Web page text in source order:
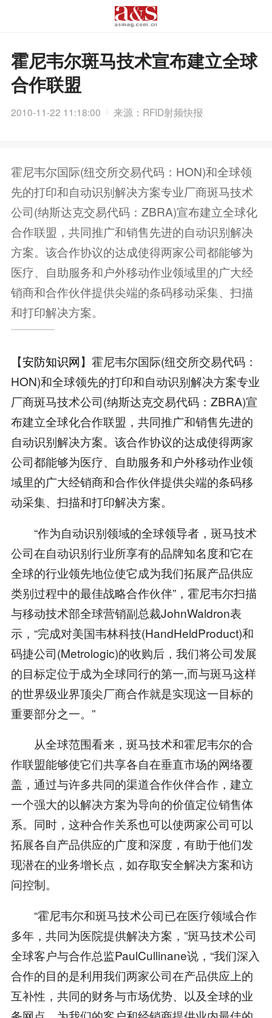
霍尼韦尔斑马技术宣布建立全球
合作联盟
2010-11-22 11:18:00 来源：RFID射频快报
霍尼韦尔国际(纽交所交易代码：HON)和全球领
先的打印和自动识别解决方案专业厂商斑马技术
公司(纳斯达克交易代码：ZBRA)宣布建立全球化
合作联盟，共同推广和销售先进的自动识别解决
方案。该合作协议的达成使得两家公司都能够为
医疗、自助服务和户外移动作业领域里的广大经
销商和合作伙伴提供尖端的条码移动采集、扫描
和打印解决方案。
【安防知识网】霍尼韦尔国际(纽交所交易代码：
HON)和全球领先的打印和自动识别解决方案专业
厂商斑马技术公司(纳斯达克交易代码：ZBRA)宣
布建立全球化合作联盟，共同推广和销售先进的
自动识别解决方案。该合作协议的达成使得两家
公司都能够为医疗、自助服务和户外移动作业领
域里的广大经销商和合作伙伴提供尖端的条码移
动采集、扫描和打印解决方案。
“作为自动识别领域的全球领导者，斑马技术
公司在自动识别行业所享有的品牌知名度和它在
全球的行业领先地位使它成为我们拓展产品供应
类别过程中的最佳战略合作伙伴”，霍尼韦尔扫描
与移动技术部全球营销副总裁JohnWaldron表
示，“完成对美国韦林科技(HandHeldProduct)和
码捷公司(Metrologic)的收购后，我们将公司发展
的目标定位于成为全球同行的第一,而与斑马这样
的世界级业界顶尖厂商合作就是实现这一目标的
重要部分之一。”
从全球范围看来，斑马技术和霍尼韦尔的合
作联盟能够使它们共享各自在垂直市场的网络覆
盖，通过与许多共同的渠道合作伙伴合作，建立
一个强大的以解决方案为导向的价值定位销售体
系。同时，这种合作关系也可以使两家公司可以
拓展各自产品供应的广度和深度，有助于他们发
现潜在的业务增长点，如存取安全解决方案和访
问控制。
“霍尼韦尔和斑马技术公司已在医疗领域合作
多年，共同为医院提供解决方案，”斑马技术公司
全球客户与合作总监PaulCullinane说，“我们深入
合作的目的是利用我们两家公司在产品供应上的
互补性，共同的财务与市场优势、以及全球的业